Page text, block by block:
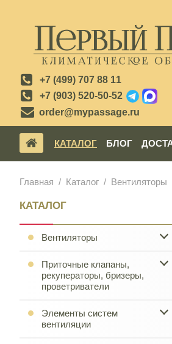
+7 (499) 707 88 11
+7 (903) 520-50-52
order@mypassage.ru
КАТАЛОГ БЛОГ
Главная Каталог Вентиляторы
КАТАЛОГ
Вентиляторы
Приточные клапаны,
рекуператоры, бризеры,
проветриватели
Элементы систем
вентиляции